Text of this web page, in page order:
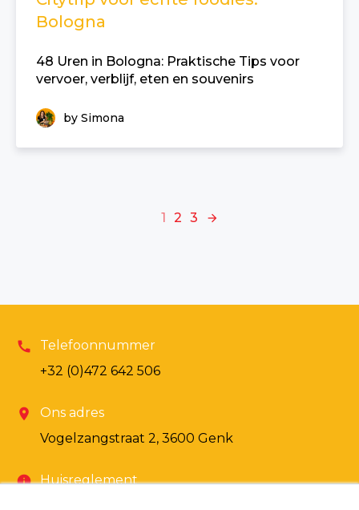
Bologna
48 Uren in Bologna: Praktische Tips voor
vervoer, verblijf, eten en souvenirs
by Simona
1 2 3 arrow_forward
call
Telefoonnummer
+32 (0)472 642 506
location_on
Ons adres
Vogelzangstraat 2, 3600 Genk
info Huisreglement